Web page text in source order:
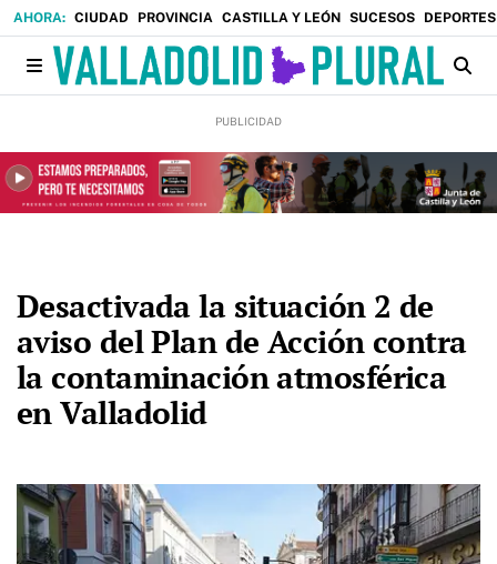
CIUDAD PROVINCIA CASTILLA Y LEÓN SUCESOS DEPORTES
Desactivada la situación 2 de
aviso del Plan de Acción contra
la contaminación atmosférica
en Valladolid